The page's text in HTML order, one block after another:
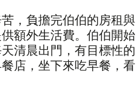
負擔完伯伯的房租與
額外生活費。伯伯開始
清晨出門，有目標性的
店，坐下來吃早餐，看